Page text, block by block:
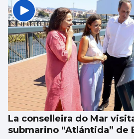
La conselleira do Mar
submarino “Atlántida” de